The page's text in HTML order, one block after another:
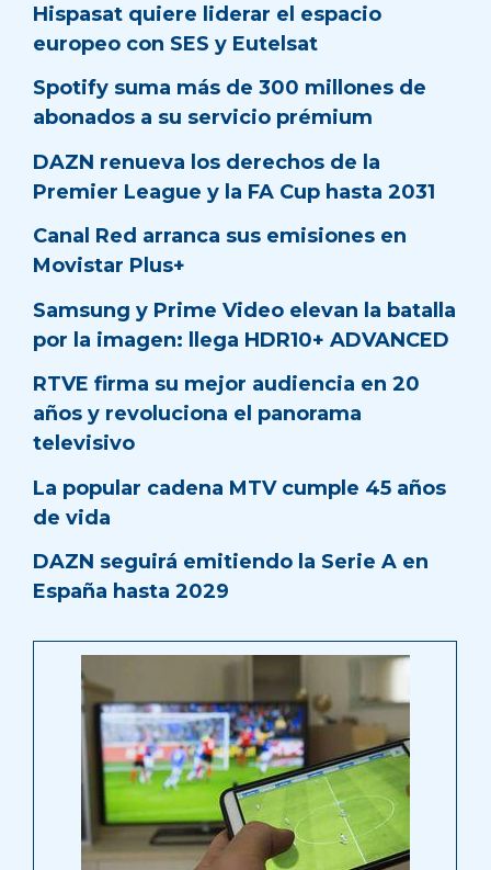
Hispasat quiere liderar el espacio
europeo con SES y Eutelsat
Spotify suma más de 300 millones de
abonados a su servicio prémium
DAZN renueva los derechos de la
Premier League y la FA Cup hasta 2031
Canal Red arranca sus emisiones en
Movistar Plus+
Samsung y Prime Video elevan la batalla
por la imagen: llega HDR10+ ADVANCED
RTVE firma su mejor audiencia en 20
años y revoluciona el panorama
televisivo
La popular cadena MTV cumple 45 años
de vida
DAZN seguirá emitiendo la Serie A en
España hasta 2029